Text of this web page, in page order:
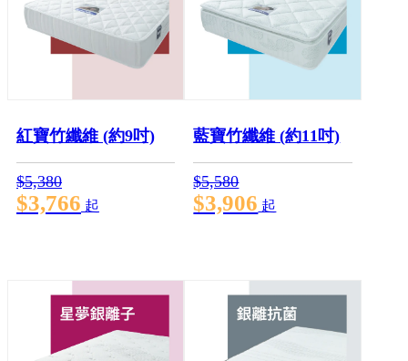
紅寶竹纖維 (約9吋)
$5,380
$3,766 起
藍寶竹纖維 (約11吋)
$5,580
$3,906 起